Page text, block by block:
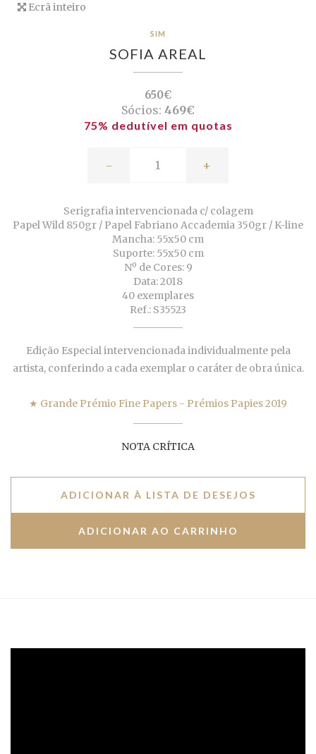
Ecrã inteiro
SIM
SOFIA AREAL
650€
Sócios: 469€
75% dedutível em quotas
- +
Serigrafia intervencionada c/ colagem
Papel Wild 850gr / Papel Fabriano Accademia 350gr / K-line
Mancha: 55x50 cm
Suporte: 55x50 cm
Nº de Cores: 9
Data: 2018
40 exemplares
Ref.: S35523
Edição Especial intervencionada individualmente pela
artista, conferindo a cada exemplar o caráter de obra única.
★ Grande Prémio Fine Papers - Prémios Papies 2019
NOTA CRÍTICA
ADICIONAR À LISTA DE DESEJOS